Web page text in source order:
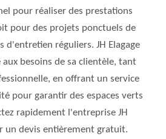
pour réaliser des prestations
pour des projets ponctuels de
d'entretien réguliers. JH Elagage
besoins de sa clientèle, tant
en offrant un service
pour garantir des espaces verts
rapidement l'entreprise JH
un devis entièrement gratuit.